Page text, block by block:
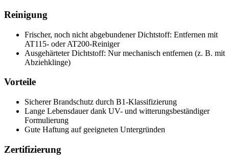
Reinigung
Frischer, noch nicht abgebundener Dichtstoff: Entfernen mit
AT115- oder AT200-Reiniger
Ausgehärteter Dichtstoff: Nur mechanisch entfernen (z. B. mit
Abziehklinge)
Vorteile
Sicherer Brandschutz durch B1-Klassifizierung
Lange Lebensdauer dank UV- und witterungsbeständiger
Formulierung
Gute Haftung auf geeigneten Untergründen
Zertifizierung